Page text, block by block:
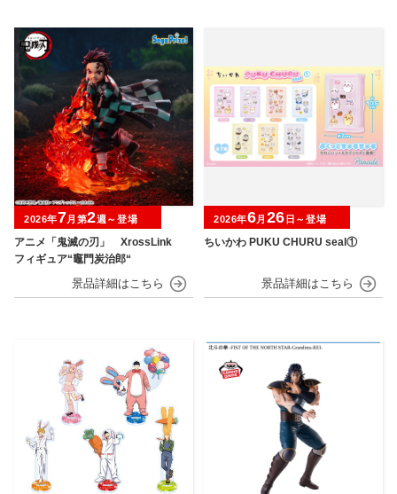
アニメ「鬼滅の刃」 XrossLink
フィギュア“竈門炭治郎“
2026年7月第2週～登場
ちいかわ PUKU CHURU seal①
2026年6月 26 日～登場